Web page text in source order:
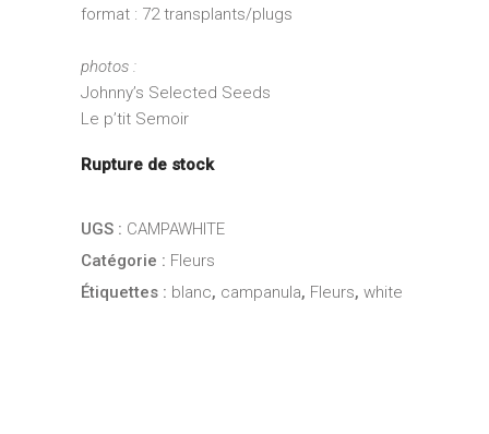
format : 72 transplants/plugs
photos :
Johnny’s Selected Seeds
Le p’tit Semoir
Rupture de stock
UGS : CAMPAWHITE
Catégorie : Fleurs
Étiquettes : blanc, campanula, Fleurs, white